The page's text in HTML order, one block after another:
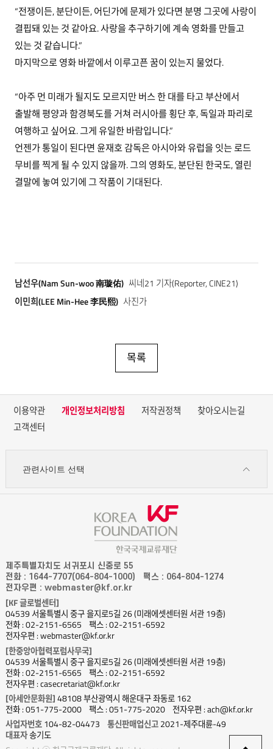
“전쟁이든, 분단이든, 어딘가에 문제가 있다면 분명 그곳에 사랑이
결핍돼 있는 것 같아요. 사랑을 추구하기에 계속 영화를 만들고
있는 것 같습니다.”
마지막으로 영화 바깥에서 이루고픈 꿈이 있는지 물었다.
“아주 먼 미래가 될지도 모르지만 버스 한 대를 타고 부산에서
출발해 평양과 함경북도를 거쳐 러시아를 횡단 후, 독일과 파리로
여행하고 싶어요. 그게 유일한 바람입니다.”
언젠가 통일이 된다면 윤재호 감독은 아시아와 유럽을 잇는 로드
무비를 찍게 될 수 있지 않을까. 그의 영화도, 분단된 한국도, 열린
결말에 놓여 있기에 그 작품이 기대된다.
남선우(Nam Sun-woo 南璇佑) 씨네21 기자(Reporter, CINE21)
이민희(LEE Min-Hee 李民熙) 사진가
목록
이용약관 개인정보처리방침 저작권정책
찾아오시는길
고객센터
관련사이트 선택
제주특별자치도 서귀포시 신중로 55
전화 : 1644-7707(064-804-1000)
팩스 : 064-804-1274
전자우편 : webmaster@kf.or.kr
[KF 글로벌센터]
04539 서울특별시 중구 을지로5길 26 (미래에셋센터원 서관 19층)
전화 : 02-2151-6565
팩스 : 02-2151-6592
전자우편 : webmaster@kf.or.kr
[한중앙아협력포럼사무국]
04539 서울특별시 중구 을지로5길 26 (미래에셋센터원 서관 19층)
전화 : 02-2151-6565
팩스 : 02-2151-6592
전자우편 : casecretariat@kf.or.kr
[아세안문화원] 48108 부산광역시 해운대구 좌동로 162
전화 : 051-775-2000
팩스 : 051-775-2020
전자우편 : ach@kf.or.kr
사업자번호104-82-04473 통신판매업신고2021-제주대륜-49
대표자송기도